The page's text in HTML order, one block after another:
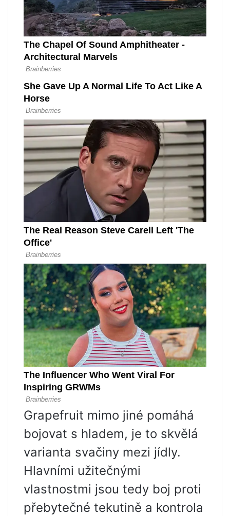
Grapefruit mimo jiné pomáhá
bojovat s hladem, je to skvělá
varianta svačiny mezi jídly.
Hlavními užitečnými
vlastnostmi jsou tedy boj proti
přebytečné tekutině a kontrola